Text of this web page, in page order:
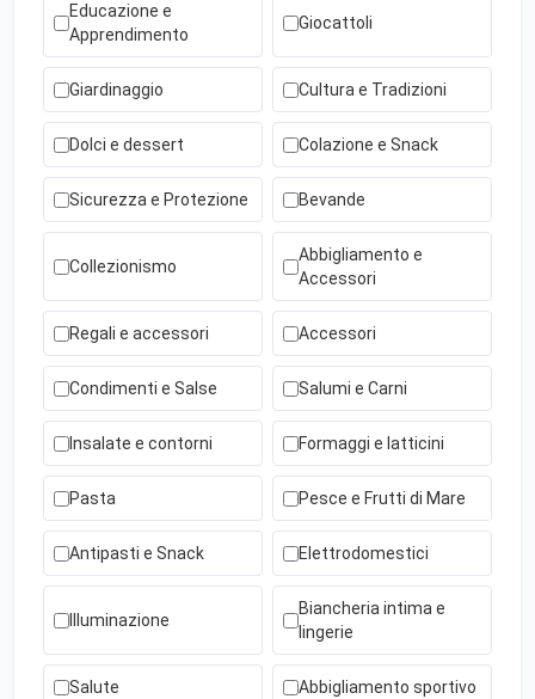
Educazione e
Apprendimento
Giocattoli
Giardinaggio Cultura e Tradizioni
Dolci e dessert Colazione e Snack
Sicurezza e Protezione Bevande
Collezionismo
Abbigliamento e
Accessori
Regali e accessori Accessori
Condimenti e Salse Salumi e Carni
Insalate e contorni Formaggi e latticini
Pasta Pesce e Frutti di Mare
Antipasti e Snack Elettrodomestici
Illuminazione
Biancheria intima e
lingerie
Salute Abbigliamento sportivo